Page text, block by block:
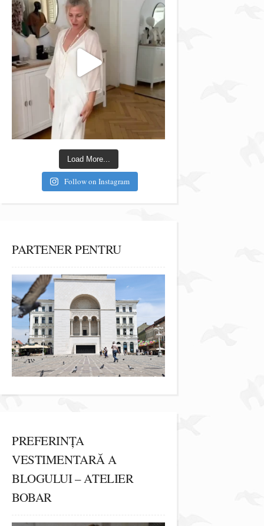
Load More...
Follow on Instagram
PARTENER PENTRU
PREFERINȚA
VESTIMENTARĂ A
BLOGULUI – ATELIER
BOBAR